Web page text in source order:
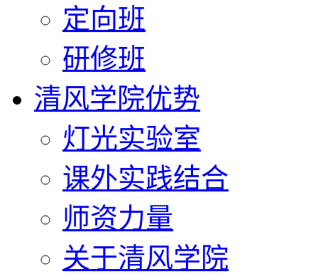
定向班
研修班
清风学院优势
灯光实验室
课外实践结合
师资力量
关于清风学院